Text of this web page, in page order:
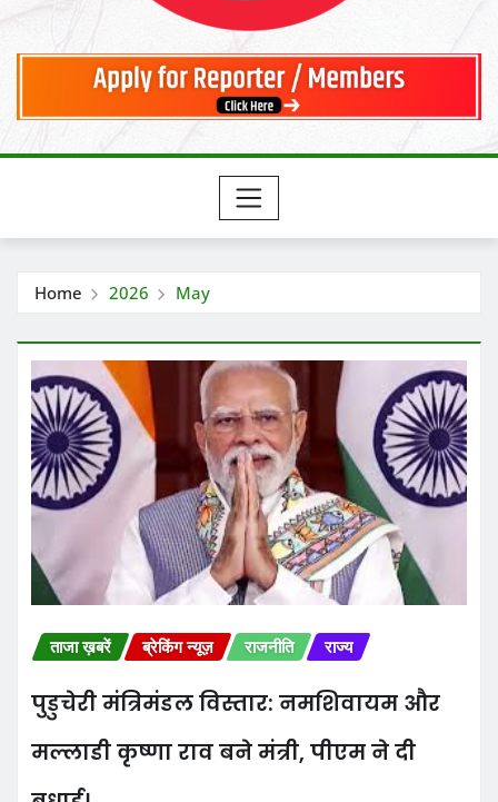
Home 2026 May
ताजा ख़बरें ब्रेकिंग न्यूज़ राजनीति राज्य
पुडुचेरी मंत्रिमंडल विस्तार: नमशिवायम और
मल्लाडी कृष्णा राव बने मंत्री, पीएम ने दी